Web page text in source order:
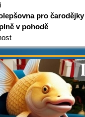
pro čarodějky
v pohodě